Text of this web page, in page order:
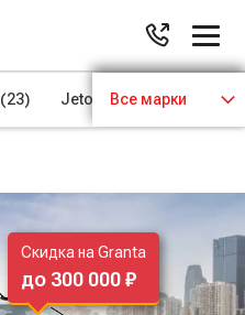
(23) Jetour (8) Kaiyi (4)
Все марки
Скидка на Granta
до 300 000 ₽